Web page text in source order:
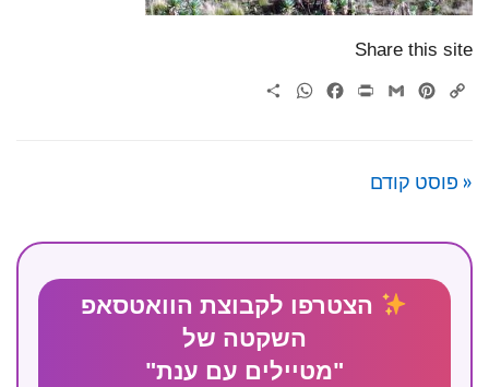
Share this site
Copy
Pinterest
Gmail
Print
Facebook
WhatsApp
« פוסט קודם
הצטרפו לקבוצת הוואטסאפ
השקטה של
"מטיילים עם ענת"